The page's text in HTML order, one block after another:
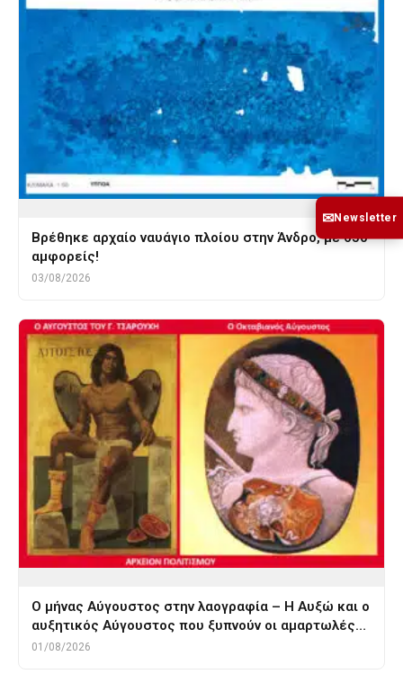
Βρέθηκε αρχαίο ναυάγιο πλοίου στην Άνδρο, με 650
αμφορείς!
03/08/2026
Ο μήνας Αύγουστος στην λαογραφία – Η Αυξώ και ο
αυξητικός Αύγουστος που ξυπνούν οι αμαρτωλές…
01/08/2026
✉Newsletter